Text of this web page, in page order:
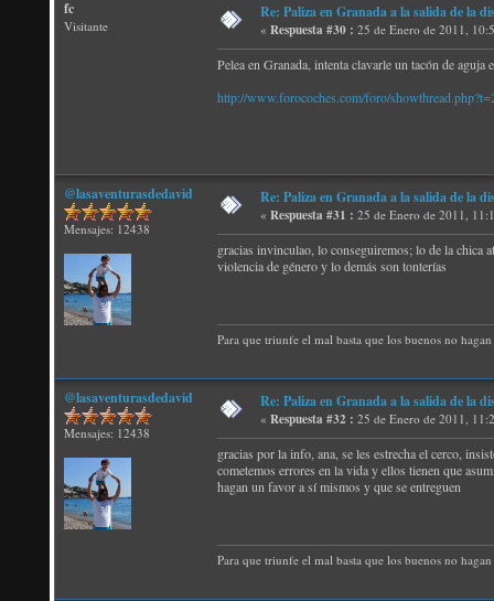
fc
Visitante
Re: Paliza en Granada a la salida de la
« Respuesta #30 : 25 de Enero de 2011,
Pelea en Granada, intenta clavarle un tacón de aguja
http://www.forocoches.com/foro/
@lasaventurasdedavid
Mensajes: 12438
Re: Paliza en Granada a la salida de la
« Respuesta #31 : 25 de Enero de 2011,
gracias invinculao, lo conseguiremos; lo de la chica
violencia de género y lo demás son tonterías
Para que triunfe el mal basta que los buenos no
@lasaventurasdedavid
Mensajes: 12438
Re: Paliza en Granada a la salida de la
« Respuesta #32 : 25 de Enero de 2011,
gracias por la info, ana, se les estrecha el cerco,
cometemos errores en la vida y ellos tienen que
hagan un favor a sí mismos y que se entreguen
Para que triunfe el mal basta que los buenos no